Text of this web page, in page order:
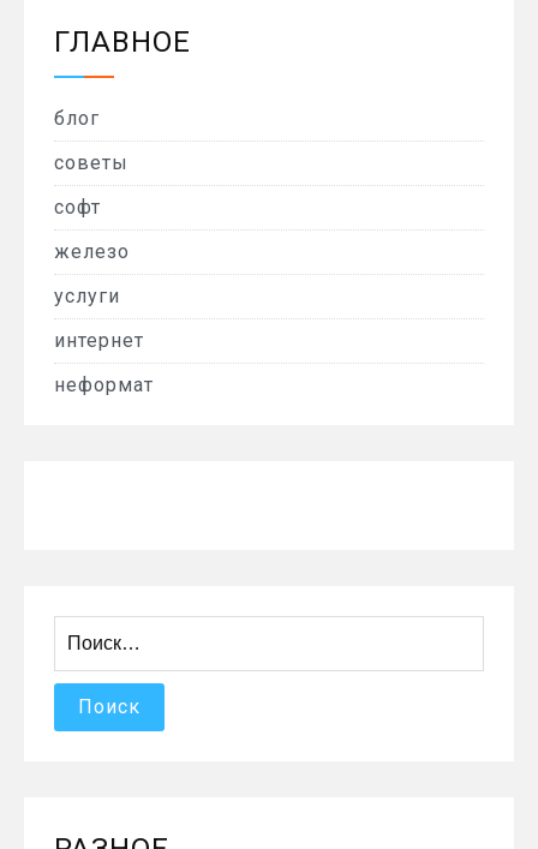
ГЛАВНОЕ
блог
советы
софт
железо
услуги
интернет
неформат